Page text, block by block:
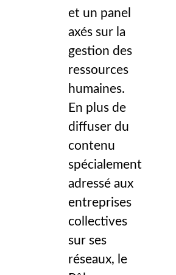
et un panel
axés sur la
gestion des
ressources
humaines.
En plus de
diffuser du
contenu
spécialement
adressé aux
entreprises
collectives
sur ses
réseaux, le